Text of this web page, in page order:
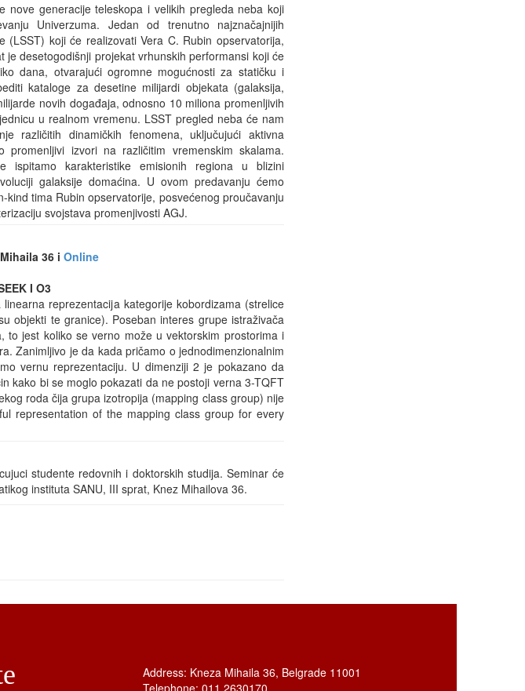
nove generacije teleskopa i velikih pregleda neba koji
Univerzuma. Jedan od trenutno najznačajnijih
koji će realizovati Vera C. Rubin opservatorija,
desetogodišnji projekat vrhunskih performansi koji će
dana, otvarajući ogromne mogućnosti za statičku i
kataloge za desetine milijardi objekata (galaksija,
novih događaja, odnosno 10 miliona promenljivih
u realnom vremenu. LSST pregled neba će nam
različitih dinamičkih fenomena, uključujući aktivna
izvori na različitim vremenskim skalama.
ispitamo karakteristike emisionih regiona u blizini
galaksije domaćina. U ovom predavanju ćemo
tima Rubin opservatorije, posvećenog proučavanju
svojstava promenjivosti AGJ.
36 i Online
I O3
reprezentacija kategorije kobordizama (strelice
objekti te granice). Poseban interes grupe istraživača
jest koliko se verno može u vektorskim prostorima i
Zanimljivo je da kada pričamo o jednodimenzionalnim
vernu reprezentaciju. U dimenziji 2 je pokazano da
kako bi se moglo pokazati da ne postoji verna 3-TQFT
roda čija grupa izotropija (mapping class group) nije
representation of the mapping class group for every
studente redovnih i doktorskih studija. Seminar će
instituta SANU, III sprat, Knez Mihailova 36.
Address: Kneza Mihaila 36, Belgrade 11001
Telephone: 011 2630170